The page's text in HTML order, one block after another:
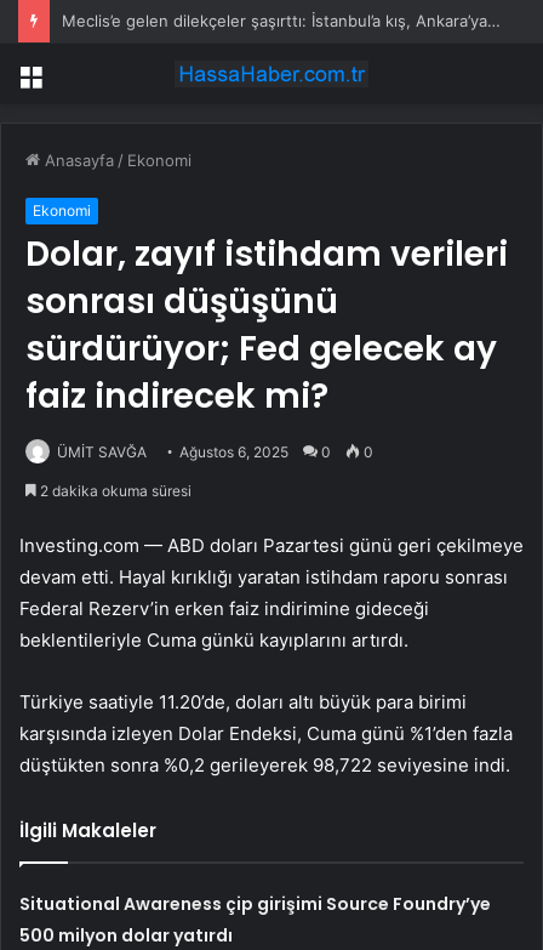
Meclis’e gelen dilekçeler şaşırttı: İstanbul’a kış, Ankara’ya yaz başkenti önerisi
Menü
Anasayfa / Ekonomi
Ekonomi
Dolar, zayıf istihdam verileri
sonrası düşüşünü
sürdürüyor; Fed gelecek ay
faiz indirecek mi?
ÜMİT SAVĞA Ağustos 6, 2025 0 0
2 dakika okuma süresi
Investing.com — ABD doları Pazartesi günü geri çekilmeye
devam etti. Hayal kırıklığı yaratan istihdam raporu sonrası
Federal Rezerv’in erken faiz indirimine gideceği
beklentileriyle Cuma günkü kayıplarını artırdı.
Türkiye saatiyle 11.20’de, doları altı büyük para birimi
karşısında izleyen Dolar Endeksi, Cuma günü %1’den fazla
düştükten sonra %0,2 gerileyerek 98,722 seviyesine indi.
İlgili Makaleler
Situational Awareness çip girişimi Source Foundry’ye
500 milyon dolar yatırdı